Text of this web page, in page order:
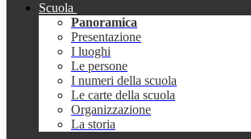
Scuola
Panoramica
Presentazione
I luoghi
Le persone
I numeri della scuola
Le carte della scuola
Organizzazione
La storia